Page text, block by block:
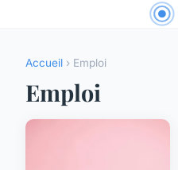
Accueil › Emploi
Emploi